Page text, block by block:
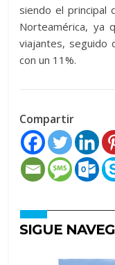
siendo el principal
Norteamérica, ya
viajantes, seguido
con un 11%.
Compartir
SIGUE